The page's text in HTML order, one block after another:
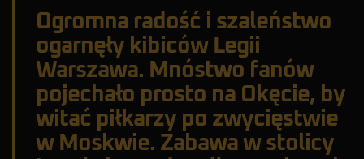
Ogromna radość i szaleństwo
ogarnęły kibiców Legii
Warszawa. Mnóstwo fanów
pojechało prosto na Okęcie, by
witać piłkarzy po zwycięstwie
w Moskwie. Zabawa w stolicy